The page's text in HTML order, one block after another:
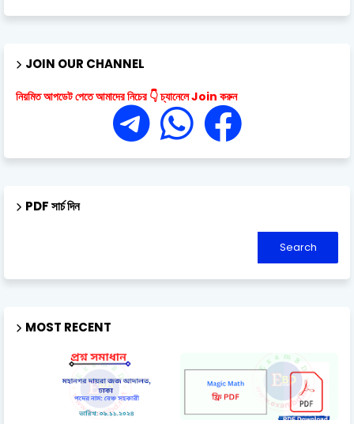
JOIN OUR CHANNEL
নিয়মিত আপডেট পেতে আমাদের নিচের 👇 চ্যানেলে Join করুন
PDF সার্চ দিন
MOST RECENT